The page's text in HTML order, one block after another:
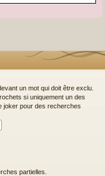
un mot qui doit être exclu.
si uniquement un des
joker pour des recherches
partielles.